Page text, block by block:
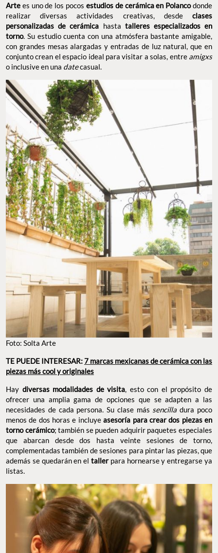
Arte es uno de los pocos estudios de cerámica en Polancodonde
realizar diversas actividades creativas, desde clases
personalizadas de cerámica hasta talleres especializados en
torno. Su estudio cuenta con una atmósfera bastante amigable,
con grandes mesas alargadas y entradas de luz natural, que en
conjunto crean el espacio ideal para visitar a solas, entre amigxs
o inclusive en una datecasual.
Foto: Solta Arte
TE PUEDE INTERESAR:7 marcas mexicanas de cerámica con las
piezas más cool y originales
Hay diversas modalidades de visita, esto con el propósito de
ofrecer una amplia gama de opciones que se adapten a las
necesidades de cada persona. Su clase más sencilla dura poco
menos de dos horas e incluyeasesoría para crear dos piezas en
torno cerámico; también se pueden adquirir paquetes especiales
que abarcan desde dos hasta veinte sesiones de torno,
complementadas también de sesiones para pintar las piezas, que
además se quedarán en el tallerpara hornearse y entregarse ya
listas.